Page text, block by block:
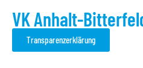
VK Anhalt-
Transparenzerklärung